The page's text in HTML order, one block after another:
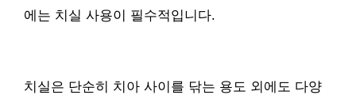
에는 치실 사용이 필수적입니다.
치실은 단순히 치아 사이를 닦는 용도 외에도 다양